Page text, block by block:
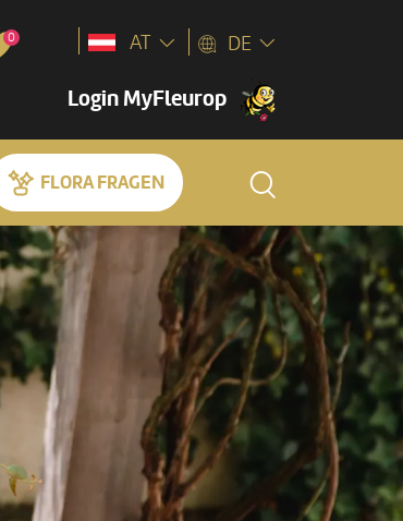
0
Login MyFleurop
AT DE
FLORA FRAGEN